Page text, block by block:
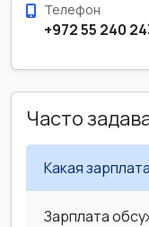
Телефон
+972 55 240
Часто
Какая
Зарплата